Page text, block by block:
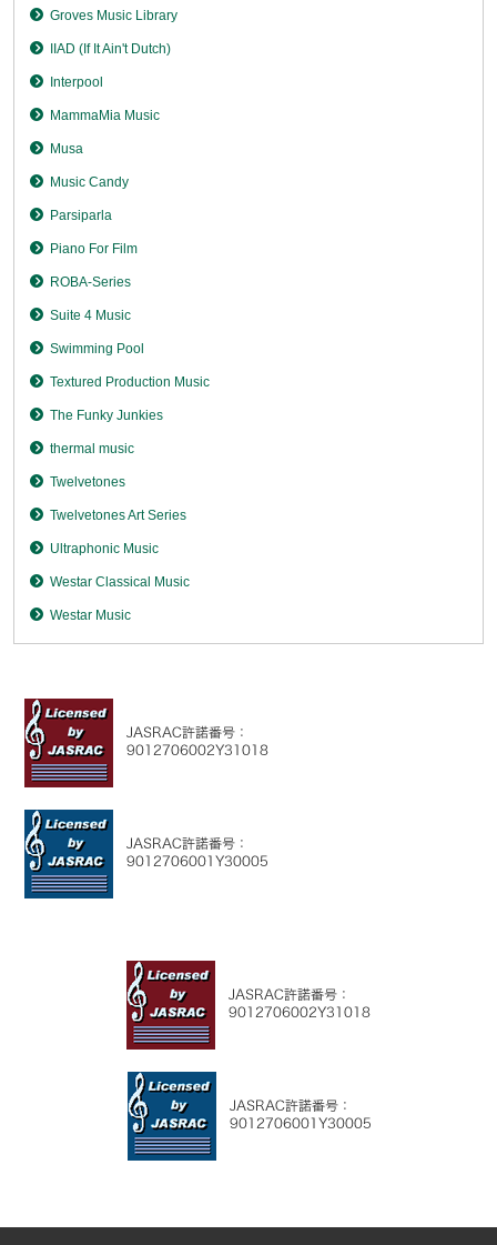
Groves Music Library
IIAD (If It Ain't Dutch)
Interpool
MammaMia Music
Musa
Music Candy
Parsiparla
Piano For Film
ROBA-Series
Suite 4 Music
Swimming Pool
Textured Production Music
The Funky Junkies
thermal music
Twelvetones
Twelvetones Art Series
Ultraphonic Music
Westar Classical Music
Westar Music